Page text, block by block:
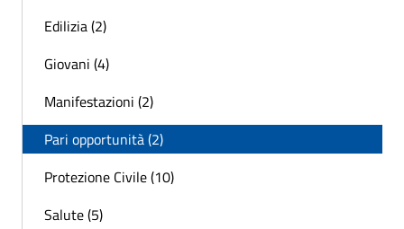
Edilizia (2)
Giovani (4)
Manifestazioni (2)
Pari opportunità (2)
Protezione Civile (10)
Salute (5)